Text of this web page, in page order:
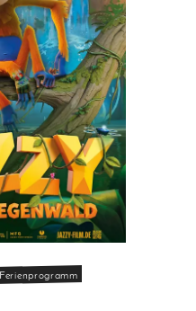
Ferienprogramm